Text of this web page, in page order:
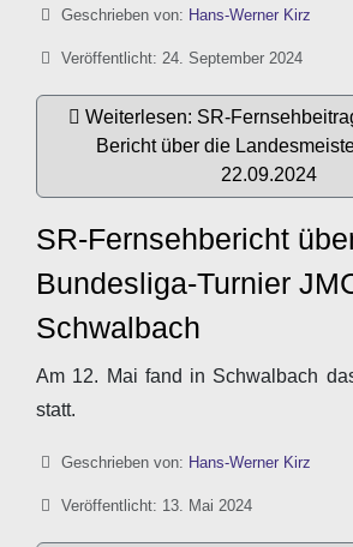
DetailsGeschrieben von: Hans-Werner Kirz
Veröffentlicht: 24. September 2024
Weiterlesen: SR-
Bericht über die
22.09.2024
SR-Fernsehbericht
Bundesliga-Turnier
Schwalbach
Am 12. Mai fand in Schwalbach
statt.
DetailsGeschrieben von: Hans-Werner Kirz
Veröffentlicht: 13. Mai 2024